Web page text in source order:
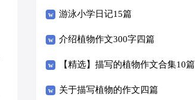
游泳小学日记15篇
介绍植物作文300字四篇
【精选】描写的植物作文合集10篇
关于描写植物的作文四篇